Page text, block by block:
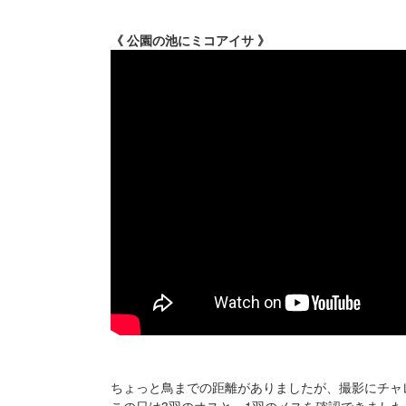
《 公園の池にミコアイサ 》
ちょっと鳥までの距離がありましたが、撮影にチャ